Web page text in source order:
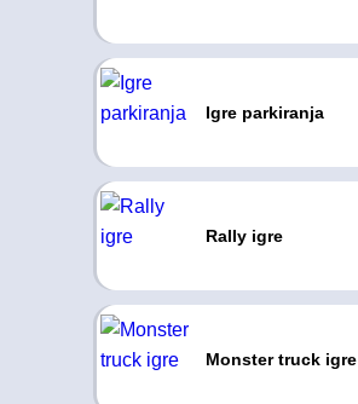
Igre parkiranja
Rally igre
Monster truck igre